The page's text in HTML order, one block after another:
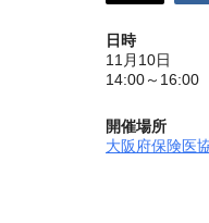
日時
11月10日
14:00～16:00
開催場所
大阪府保険医